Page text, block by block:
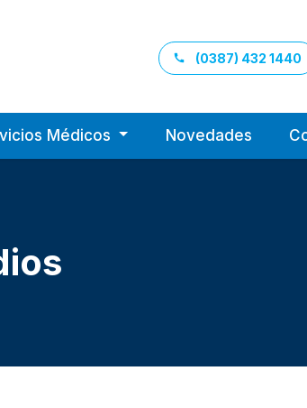
de Asís
(0387) 432 1440
Médicos Novedades